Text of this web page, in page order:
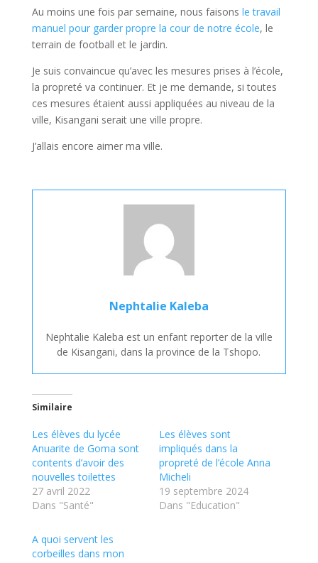
Au moins une fois par semaine, nous faisons le travail
manuel pour garder propre la cour de notre école, le
terrain de football et le jardin.
Je suis convaincue qu’avec les mesures prises à l’école,
la propreté va continuer. Et je me demande, si toutes
ces mesures étaient aussi appliquées au niveau de la
ville, Kisangani serait une ville propre.
J’allais encore aimer ma ville.
Nephtalie Kaleba
Nephtalie Kaleba est un enfant reporter de la ville
de Kisangani, dans la province de la Tshopo.
Similaire
Les élèves du lycée
Anuarite de Goma sont
contents d’avoir des
nouvelles toilettes
27 avril 2022
Dans "Santé"
Les élèves sont
impliqués dans la
propreté de l’école Anna
Micheli
19 septembre 2024
Dans "Education"
A quoi servent les
corbeilles dans mon